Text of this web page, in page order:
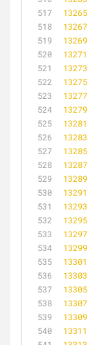
13265
13267
13269
13271
13273
13275
13277
13279
13281
13283
13285
13287
13289
13291
13293
13295
13297
13299
13301
13303
13305
13307
13309
13311